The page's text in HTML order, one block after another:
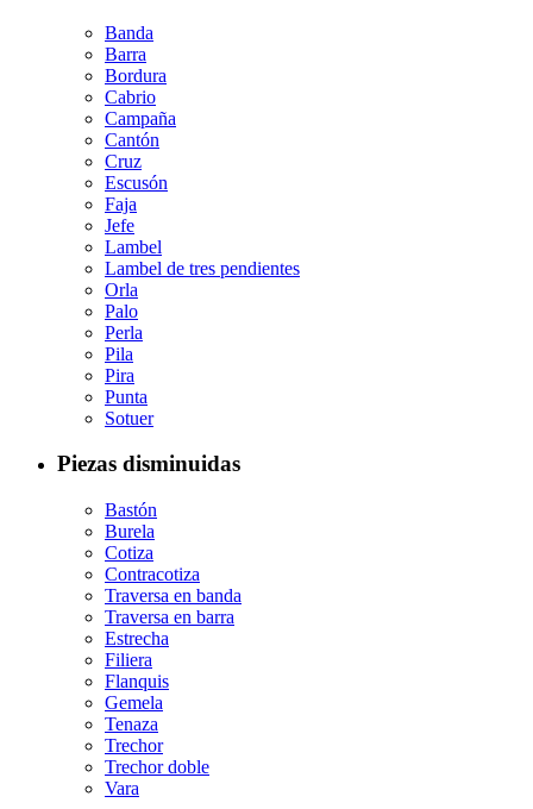
Banda
Barra
Bordura
Cabrio
Campaña
Cantón
Cruz
Escusón
Faja
Jefe
Lambel
Lambel de tres pendientes
Orla
Palo
Perla
Pila
Pira
Punta
Sotuer
Piezas disminuidas
Bastón
Burela
Cotiza
Contracotiza
Traversa en banda
Traversa en barra
Estrecha
Filiera
Flanquis
Gemela
Tenaza
Trechor
Trechor doble
Vara